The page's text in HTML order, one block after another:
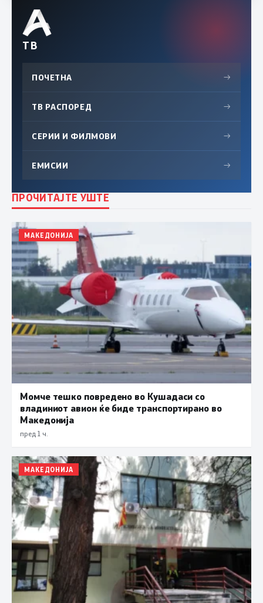
ТВ
ПОЧЕТНА →
ТВ РАСПОРЕД →
СЕРИИ И ФИЛМОВИ →
ЕМИСИИ →
ПРОЧИТАЈТЕ УШТЕ
МАКЕДОНИЈА
Момче тешко повредено во Кушадаси со
владиниот авион ќе биде транспортирано во
Македонија
пред 1 ч.
МАКЕДОНИЈА